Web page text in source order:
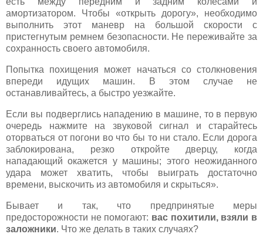
амортизатором. Чтобы «открыть дорогу», необходимо
выполнить этот маневр на большой скорости с
пристегнутым ремнем безопасности. Не переживайте за
сохранность своего автомобиля.
Попытка похищения может начаться со столкновения
впереди идущих машин. В этом случае не
останавливайтесь, а быстро уезжайте.
Если вы подверглись нападению в машине, то в первую
очередь нажмите на звуковой сигнал и старайтесь
оторваться от погони во что бы то ни стало. Если дорога
заблокирована, резко откройте дверцу, когда
нападающий окажется у машины; этого неожиданного
удара может хватить, чтобы выиграть достаточно
времени, выскочить из автомобиля и скрыться».
Бывает и так, что предпринятые меры
предосторожности не помогают: вас похитили, взяли в
заложники. Что же делать в таких случаях?